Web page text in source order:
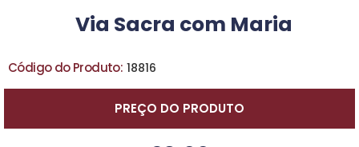
Via Sacra com Maria
Código do Produto: 18816
PREÇO DO PRODUTO